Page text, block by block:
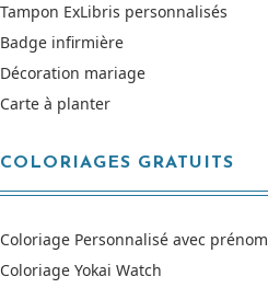
Tampon ExLibris personnalisés
Badge infirmière
Décoration mariage
Carte à planter
COLORIAGES GRATUITS
Coloriage Personnalisé avec prénom
Coloriage Yokai Watch